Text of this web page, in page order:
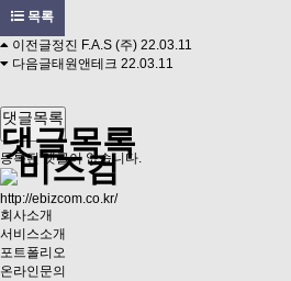
목록
이전글정진 F.A.S (주) 22.03.11
다음글태원앤테크 22.03.11
댓글목록
댓글목록
등록된 댓글이 없습니다.
http://ebizcom.co.kr/
회사소개
서비스소개
포트폴리오
온라인문의